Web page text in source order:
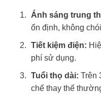
Ánh sáng trung
ổn định, không
Tiết kiệm điện:
phí sử dụng.
Tuổi thọ dài: Trên
chế thay thế